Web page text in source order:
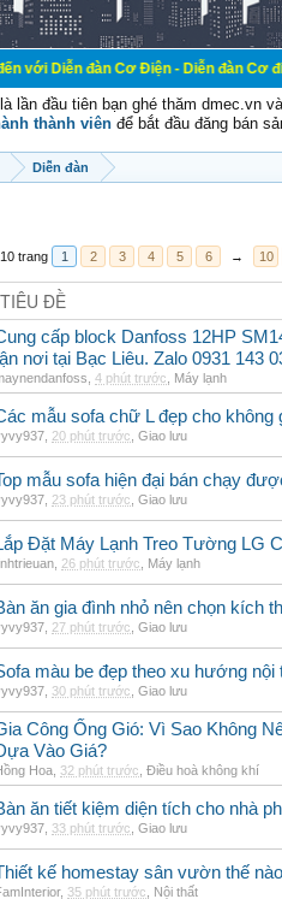
đàn Cơ Điện - Diễn đàn Cơ điện là
lần đầu tiên bạn ghé thăm dmec.vn
thành viên để bắt đầu đăng bán
Diễn đàn
trang 1 2 3 4 5 6 → 10
TIÊU ĐỀ
cấp block Danfoss 12HP
nơi tại Bạc Liêu. Zalo 0931 143
4 phút trước Máy lạnh
mẫu sofa chữ L đẹp cho không
20 phút trước Giao lưu
mẫu sofa hiện đại bán chạy
23 phút trước Giao lưu
Đặt Máy Lạnh Treo Tường LG
26 phút trước Máy lạnh
ăn gia đình nhỏ nên chọn kích
27 phút trước Giao lưu
màu be đẹp theo xu hướng nội
30 phút trước Giao lưu
Công Ống Gió: Vì Sao Không
Vào Giá?
Hoa 32 phút trước Điều hoà không khí
ăn tiết kiệm diện tích cho nhà
33 phút trước Giao lưu
kế homestay sân vườn thế
, 35 phút trước Nội thất